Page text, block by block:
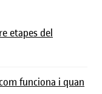
etapes del
funciona i quan